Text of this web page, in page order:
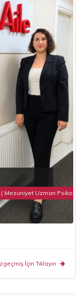
( Mezuniyet Uzman Psikolog
İçin Tıklayın